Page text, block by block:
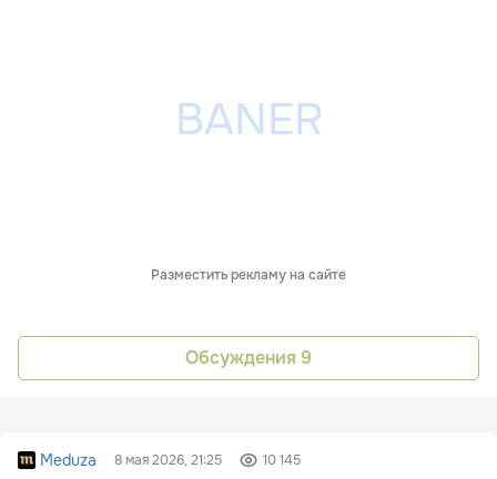
Разместить рекламу на сайте
Обсуждения 9
Meduza 8 мая 2026, 21:25 10 145